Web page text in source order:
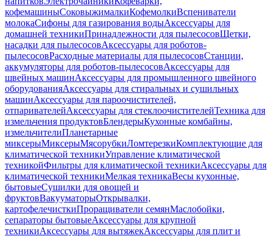
кофемашиныСоковыжималкиКофемолкиВспениватели
молокаСифоны для газирования водыАксессуары для
домашней техникиПринадлежности для пылесосовЩетки,
насадки для пылесосовАксессуары для роботов-
пылесосовРасходные материалы для пылесосовСтанции,
аккумуляторы для роботов-пылесосовАксессуары для
швейных машинАксессуары для промышленного швейного
оборудованияАксессуары для стиральных и сушильных
машинАксессуары для пароочистителей,
отпаривателейАксессуары для стеклоочистителейТехника для
измельчения продуктовБлендерыКухонные комбайны,
измельчителиПланетарные
миксерыМиксерыМясорубкиЛомтерезкиКомплектующие для
климатической техникиУправление климатической
техникойФильтры для климатической техникиАксессуары для
климатической техникиМелкая техникаВесы кухонные,
бытовыеСушилки для овощей и
фруктовВакууматорыОткрывалки,
картофелечисткиПроращиватели семянМаслобойки,
сепараторы бытовыеАксессуары для крупной
техникиАксессуары для вытяжекАксессуары для плит и